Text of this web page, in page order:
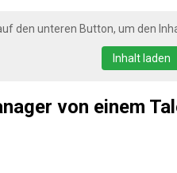
den unteren Button, um den
Inhalt laden
von einem